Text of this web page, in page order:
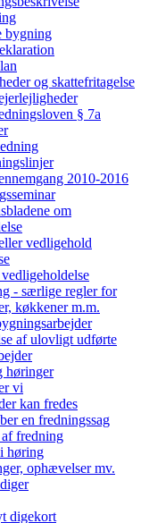
bygning
og skattefritagelse
§ 7a
2010-2016
om
vedligehold
- særlige regler for
køkkener m.m.
af ulovligt udførte
høringer
vi
kan fredes
en fredningssag
fredning
høring
ophævelser mv.
digekort